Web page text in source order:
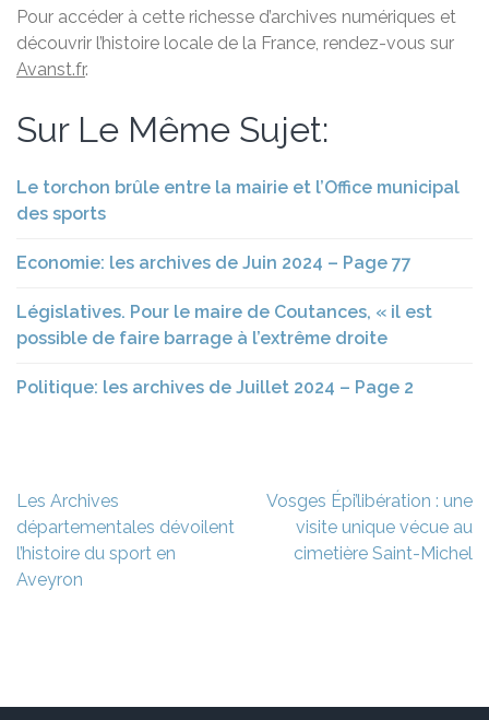
Pour accéder à cette richesse d’archives numériques et
découvrir l’histoire locale de la France, rendez-vous sur
Avanst.fr.
Sur Le Même Sujet:
Le torchon brûle entre la mairie et l’Office municipal
des sports
Economie: les archives de Juin 2024 – Page 77
Législatives. Pour le maire de Coutances, « il est
possible de faire barrage à l’extrême droite
Politique: les archives de Juillet 2024 – Page 2
Navigation
de
l’article
Les Archives
départementales dévoilent
l’histoire du sport en
Aveyron
Vosges Épi’libération : une
visite unique vécue au
cimetière Saint-Michel